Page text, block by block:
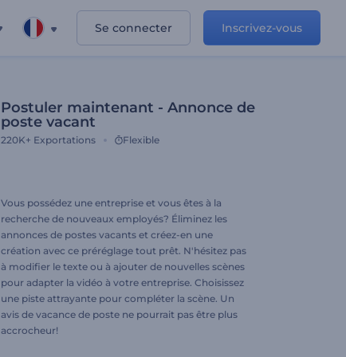
Se connecter Inscrivez-vous
Postuler maintenant - Annonce de
poste vacant
220K+ Exportations Flexible
Vous possédez une entreprise et vous êtes à la
recherche de nouveaux employés? Éliminez les
annonces de postes vacants et créez-en une
création avec ce préréglage tout prêt. N'hésitez pas
à modifier le texte ou à ajouter de nouvelles scènes
pour adapter la vidéo à votre entreprise. Choisissez
une piste attrayante pour compléter la scène. Un
avis de vacance de poste ne pourrait pas être plus
accrocheur!